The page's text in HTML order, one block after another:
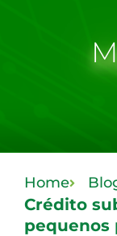
Home
Crédito
pequenos